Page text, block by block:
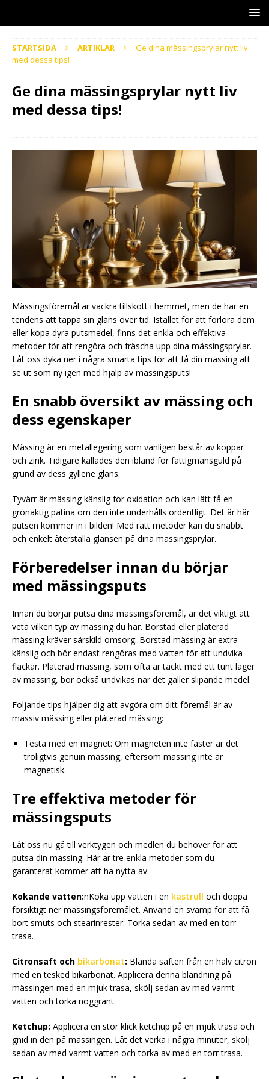
STARTSIDA ARTIKLAR
Ge dina mässingsprylar nytt liv
med dessa tips!
Ge dina mässingsprylar nytt liv
med dessa tips!
Mässingsföremål är vackra tillskott i hemmet, men de har en
tendens att tappa sin glans över tid. Istället för att förlora dem
eller köpa dyra putsmedel, finns det enkla och effektiva
metoder för att rengöra och fräscha upp dina mässingsprylar.
Låt oss dyka ner i några smarta tips för att få din mässing att
se ut som ny igen med hjälp av mässingsputs!
En snabb översikt av mässing och
dess egenskaper
Mässing är en metallegering som vanligen består av koppar
och zink. Tidigare kallades den ibland för fattigmansguld på
grund av dess gyllene glans.
Tyvärr är mässing känslig för oxidation och kan lätt få en
grönaktig patina om den inte underhålls ordentligt. Det är här
putsen kommer in i bilden! Med rätt metoder kan du snabbt
och enkelt återställa glansen på dina mässingsprylar.
Förberedelser innan du börjar
med mässingsputs
Innan du börjar putsa dina mässingsföremål, är det viktigt att
veta vilken typ av mässing du har. Borstad eller pläterad
mässing kräver särskild omsorg. Borstad mässing är extra
känslig och bör endast rengöras med vatten för att undvika
fläckar. Pläterad mässing, som ofta är täckt med ett tunt lager
av mässing, bör också undvikas när det gäller slipande medel.
Följande tips hjälper dig att avgöra om ditt föremål är av
massiv mässing eller pläterad mässing:
Testa med en magnet: Om magneten inte fäster är det
troligtvis genuin mässing, eftersom mässing inte är
magnetisk.
Tre effektiva metoder för
mässingsputs
Låt oss nu gå till verktygen och medlen du behöver för att
putsa din mässing. Här är tre enkla metoder som du
garanterat kommer att ha nytta av:
Kokande vatten:nKoka upp vatten i en kastrull och doppa
försiktigt ner mässingsföremålet. Använd en svamp för att få
bort smuts och stearinrester. Torka sedan av med en torr
trasa.
Citronsaft och bikarbonat: Blanda saften från en halv citron
med en tesked bikarbonat. Applicera denna blandning på
mässingen med en mjuk trasa, skölj sedan av med varmt
vatten och torka noggrant.
Ketchup: Applicera en stor klick ketchup på en mjuk trasa och
gnid in den på mässingen. Låt det verka i några minuter, skölj
sedan av med varmt vatten och torka av med en torr trasa.